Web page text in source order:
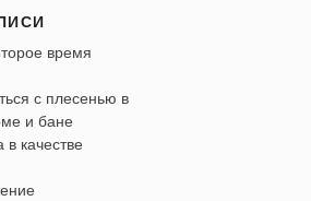
время
с плесенью в
и бане
качестве